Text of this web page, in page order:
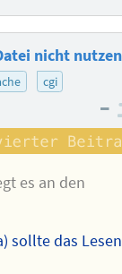
nicht nutzen
cgi
–
es an den
sollte das